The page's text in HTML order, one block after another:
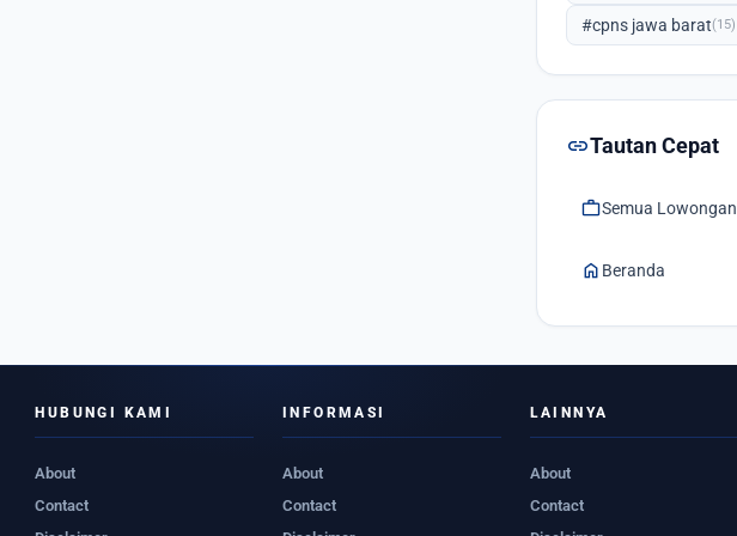
#cpns jawa barat(15)
linkTautan Cepat
workSemua Lowongan
home Beranda
HUBUNGI KAMI
About
Contact
INFORMASI
About
Contact
LAINNYA
About
Contact